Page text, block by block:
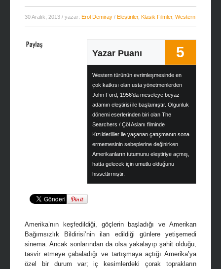
30 Aralık, 2013 / yazar: Erol Demiray / Eleştiriler, Klasik Filmler, Western
Yazar Puanı 5
Western türünün evrimleşmesinde en
çok katkısı olan usta yönetmenlerden
John Ford, 1956’da meseleye beyaz
adamın eleştirisi ile başlamıştır. Olgunluk
dönemi eserlerinden biri olan The
Searchers / Çöl Aslanı filminde
Kızılderililer ile yaşanan çatışmanın sona
ermemesinin sebeplerine değinirken
Amerikanların tutumunu eleştiriye açmış,
hatta gelecek için umutlu olduğunu
hissettirmiştir.
Amerika’nın keşfedildiği, göçlerin başladığı ve Amerikan
Bağımsızlık Bildirisi’nin ilan edildiği günlere yetişemedi
sinema. Ancak sonlarından da olsa yakalayıp şahit olduğu,
tasvir etmeye çabaladığı ve tartışmaya açtığı Amerika’ya
özel bir durum var; iç kesimlerdeki çorak toprakların